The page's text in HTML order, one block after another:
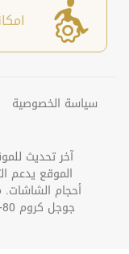
سياسة الخصوصية
آخر تحديث
الموقع يدعم